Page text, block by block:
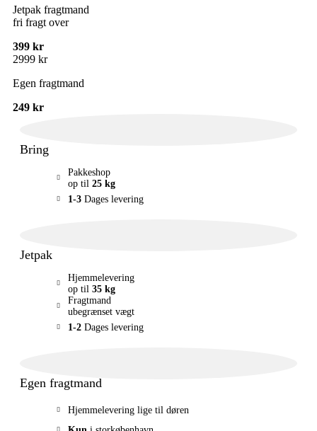
Jetpak fragtmand
fri fragt over
399 kr
2999 kr
Egen fragtmand
249 kr
Bring
Pakkeshop
op til 25 kg
1-3 Dages levering
Jetpak
Hjemmelevering
op til 35 kg
Fragtmand
ubegrænset vægt
1-2 Dages levering
Egen fragtmand
Hjemmelevering lige til døren